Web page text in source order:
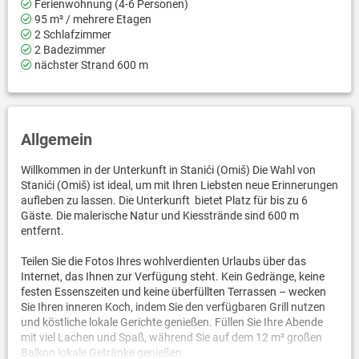
Ferienwohnung (4-6 Personen)
95 m² / mehrere Etagen
2 Schlafzimmer
2 Badezimmer
nächster Strand 600 m
Allgemein
Willkommen in der Unterkunft in Stanići (Omiš) Die Wahl von
Stanići (Omiš) ist ideal, um mit Ihren Liebsten neue Erinnerungen
aufleben zu lassen. Die Unterkunft bietet Platz für bis zu 6
Gäste. Die malerische Natur und Kiesstrände sind 600 m
entfernt.
Teilen Sie die Fotos Ihres wohlverdienten Urlaubs über das
Internet, das Ihnen zur Verfügung steht. Kein Gedränge, keine
festen Essenszeiten und keine überfüllten Terrassen – wecken
Sie Ihren inneren Koch, indem Sie den verfügbaren Grill nutzen
und köstliche lokale Gerichte genießen. Füllen Sie Ihre Abende
mit viel Lachen und Spaß, während Sie auf dem 12 m² großen
Balkon lokale Getränke genießen.